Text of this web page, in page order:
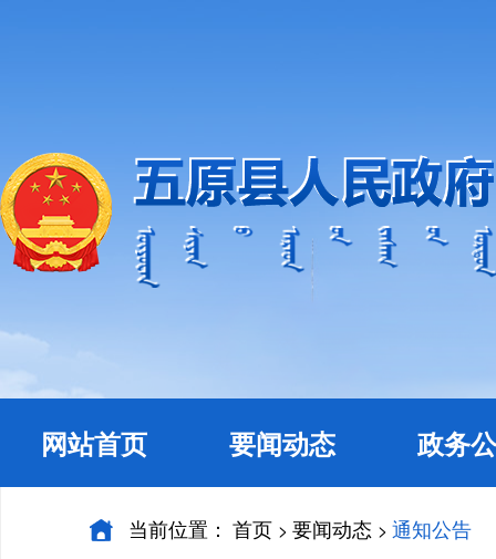
网站首页 要闻动态 政务
当前位置： 首页 > 要闻动态 > 通知公告